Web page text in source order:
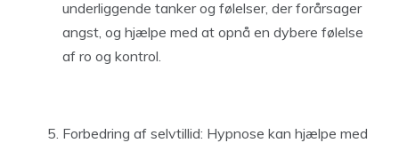
underliggende tanker og følelser, der forårsager
angst, og hjælpe med at opnå en dybere følelse
af ro og kontrol.
Forbedring af selvtillid: Hypnose kan hjælpe med